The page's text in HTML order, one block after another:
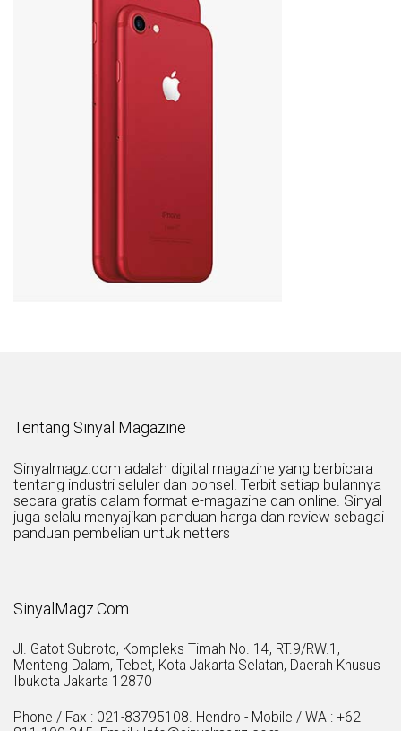
Tentang Sinyal Magazine
Sinyalmagz.com adalah digital magazine yang berbicara
tentang industri seluler dan ponsel. Terbit setiap bulannya
secara gratis dalam format e-magazine dan online. Sinyal
juga selalu menyajikan panduan harga dan review sebagai
panduan pembelian untuk netters
SinyalMagz.Com
Jl. Gatot Subroto, Kompleks Timah No. 14, RT.9/RW.1,
Menteng Dalam, Tebet, Kota Jakarta Selatan, Daerah Khusus
Ibukota Jakarta 12870
Phone / Fax : 021-83795108. Hendro - Mobile / WA : +62